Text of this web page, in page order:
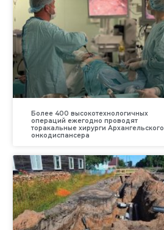
Более 400 высокотехнологичных
операций ежегодно проводят
торакальные хирурги Архангельского
онкодиспансера